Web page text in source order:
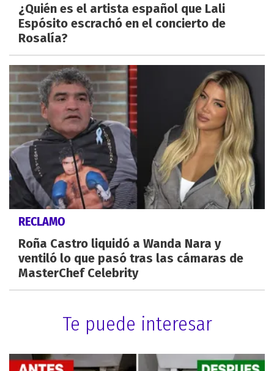
¿Quién es el artista español que Lali
Espósito escrachó en el concierto de
Rosalía?
RECLAMO
Roña Castro liquidó a Wanda Nara y
ventiló lo que pasó tras las cámaras de
MasterChef Celebrity
Te puede interesar